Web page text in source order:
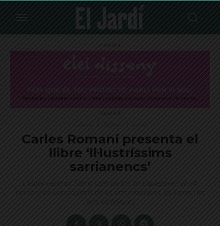
Publicitat
Publicitat
Carles Romaní presenta el
llibre ‘Il·lustríssims
sarrianencs’
L'autor recorda Sarrià com un lloc on s’aplegaven un alt
nombre de personalitats de les arts plàstiques, les lletres i les
arts escèniques